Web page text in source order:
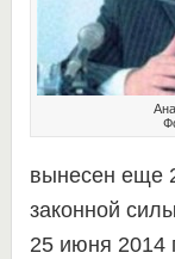
вынесен еще
законной
25 июня 2014